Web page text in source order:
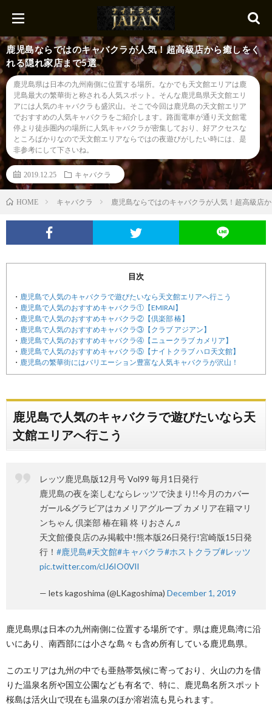
鹿児島ならではのキャバクラが人気！超高級店から癒しをく
れる隠れ家店まで5選
鹿児島県は日本の九州南側に位置する場所。なかでも天文館エリアは鹿
児島最大の繁華街と称される人気スポット。そんな鹿児島県天文館エリ
アには人気のキャバクラも盛沢山。そこで今回は鹿児島の天文館エリア
でおすすめの人気キャバクラをご紹介します。路面電車が通り天文館電
停より徒歩圏内の場所に人気キャバクラが密集しており、好アクセスな
ところばかりなので天文館エリアならではの夜遊びがしたい時には、是
非参考にして下さいね。
2019.12.25 キャバクラ
HOME キャバクラ 鹿児島ならではのキャバクラが人気！超高級店
目次
鹿児島で人気のキャバクラで遊びたいなら天文館エリアへ行こう
鹿児島で人気のおすすめキャバクラ①【EMIRAI】
鹿児島で人気のおすすめキャバクラ②【倶楽部 椿】
鹿児島で人気のおすすめキャバクラ③【クラブ アジアン】
鹿児島で人気のおすすめキャバクラ④【ニュークラブ カメリア】
鹿児島で人気のおすすめキャバクラ⑤【ナイトクラブ ハロ天文館】
鹿児島の繁華街にはバリエーション豊富な人気キャバクラが沢山！
鹿児島で人気のキャバクラで遊びたいなら天
文館エリアへ行こう
レッツ鹿児島版12月号 Vol99 毎月1日発行
鹿児島の夜を楽しむならレッツで決まり!!今月のカバー
ガール&グラビアはカメリアグループ カメリア在籍マリ
ンちゃん 倶楽部 椿在籍 柊 りおさん♬
天文館優良店のみ掲載中!熊本版26日発行!宮崎版15日発
行！ #鹿児島#天文館#キャバクラ#ホストクラブ#レッツ
pic.twitter.com/clJ6IO0VlI
— lets kagoshima (@LKagoshima) December 1, 2019
鹿児島県は日本の九州南側に位置する場所です。県は鹿児島湾に沿
いにあり、南西部には小さな島々も含め所有している鹿児島県。
このエリアは九州の中でも亜熱帯気候に寄っており、火山の力を借
りた温泉名所や国立公園なども有名で、特に、鹿児島名所スポット
桜島は活火山で現在も温泉のほか溶岩流も見られます。